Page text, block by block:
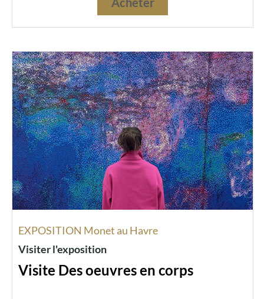
EXPOSITION Monet au Havre
Visiter l'exposition
Visite Des oeuvres en corps